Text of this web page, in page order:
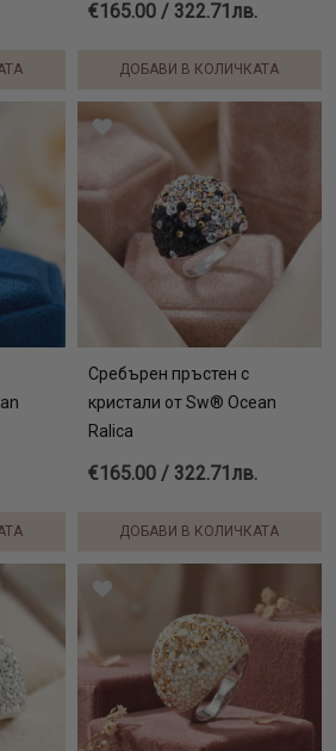
€165.00 / 322.71лв.
ДОБАВИ В КОЛИЧКАТА
Сребърен пръстен с
кристали от Sw® Ocean
Ralica
€165.00 / 322.71лв.
ДОБАВИ В КОЛИЧКАТА